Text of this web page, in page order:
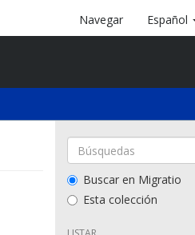
Navegar Español
Buscar en Migratio
Esta colección